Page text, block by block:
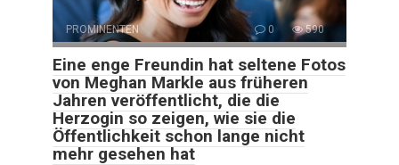
PROMINENTEN 0 590
Eine enge Freundin hat seltene Fotos
von Meghan Markle aus früheren
Jahren veröffentlicht, die die
Herzogin so zeigen, wie sie die
Öffentlichkeit schon lange nicht
mehr gesehen hat